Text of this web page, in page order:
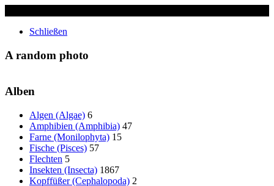
Schließen
A random photo
Alben
Algen (Algae) 6
Amphibien (Amphibia) 47
Farne (Monilophyta) 15
Fische (Pisces) 57
Flechten 5
Insekten (Insecta) 1867
Kopffüßer (Cephalopoda) 2